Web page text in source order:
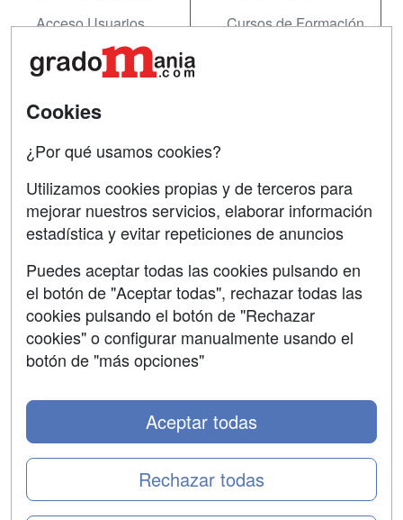
Acceso Usuarios
Acceso Centros
Cursos de Formación
Contactar
Confidencialidad
Aviso legal
Copyleft
Grupo formazion:
Cookies
¿Por qué usamos cookies?
Utilizamos cookies propias y de terceros para
mejorar nuestros servicios, elaborar información
estadística y evitar repeticiones de anuncios
Puedes aceptar todas las cookies pulsando en
el botón de "Aceptar todas", rechazar todas las
cookies pulsando el botón de "Rechazar
cookies" o configurar manualmente usando el
botón de "más opciones"
Rechazar todas
Aceptar todas